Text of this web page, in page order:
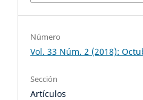
Número
Vol. 33 Núm. 2 (2018):
Sección
Artículos